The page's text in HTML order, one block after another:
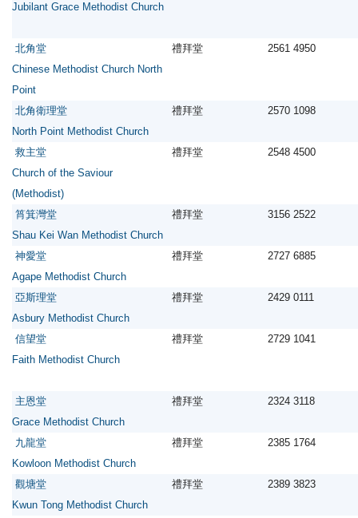
Jubilant Grace Methodist Church
北角堂
Chinese Methodist Church North
Point
禮拜堂 2561 4950
北角衛理堂
North Point Methodist Church
禮拜堂 2570 1098
救主堂
Church of the Saviour
(Methodist)
禮拜堂 2548 4500
筲箕灣堂
Shau Kei Wan Methodist Church
禮拜堂 3156 2522
神愛堂
Agape Methodist Church
禮拜堂 2727 6885
亞斯理堂
Asbury Methodist Church
禮拜堂 2429 0111
信望堂
Faith Methodist Church
禮拜堂 2729 1041
主恩堂
Grace Methodist Church
禮拜堂 2324 3118
九龍堂
Kowloon Methodist Church
禮拜堂 2385 1764
觀塘堂
Kwun Tong Methodist Church
禮拜堂 2389 3823